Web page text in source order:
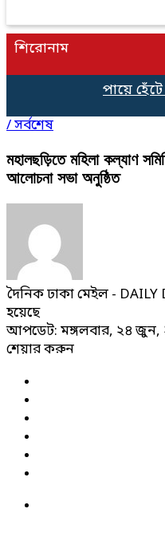
শিরোনাম
পায়ে
/সর্বশেষ
মহালছড়িতে মহিলা কল্যাণ
আলোচনা সভা অনুষ্ঠিত
দৈনিক ঢাকা মেইল -
হয়েছে
আপডেট: মঙ্গলবার, ২৪ জুন,
শেয়ার করুন